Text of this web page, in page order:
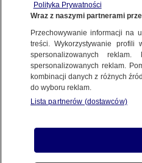
torowiska
Oprac.Magdalena
25.05.2026, 21:10
Posłuchaj artykułu
Czyta lektor AI
Polityka Prywatności
Wraz z naszymi partnerami
Przechowywanie informacji na
treści. Wykorzystywanie
spersonalizowanych
spersonalizowanych reklam.
kombinacji danych z różnych
do wyboru reklam.
Lista partnerów (dostawców)